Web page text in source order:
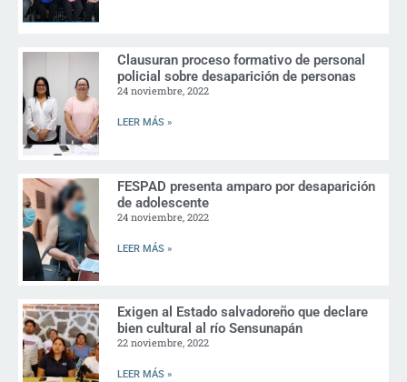
Clausuran proceso formativo de personal
policial sobre desaparición de personas
24 noviembre, 2022
LEER MÁS »
FESPAD presenta amparo por desaparición
de adolescente
24 noviembre, 2022
LEER MÁS »
Exigen al Estado salvadoreño que declare
bien cultural al río Sensunapán
22 noviembre, 2022
LEER MÁS »